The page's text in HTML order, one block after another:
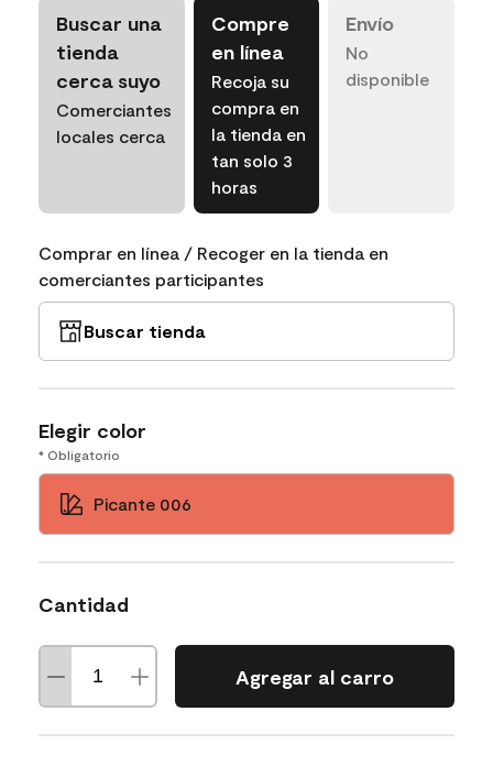
Buscar una
tienda
cerca suyo
Comerciantes
locales cerca
Compre
en línea
Recoja su
compra en
la tienda en
tan solo 3
horas
Envío
No
disponible
Comprar en línea / Recoger en la tienda en
comerciantes participantes
Buscar tienda
Elegir color
* Obligatorio
Picante 006
Cantidad
Agregar al carro